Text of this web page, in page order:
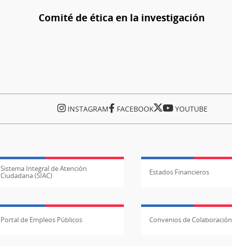
Comité de ética en la investigación
INSTAGRAM FACEBOOK YOUTUBE
Sistema Integral de Atención
Ciudadana (SIAC) Estados Financieros
Portal de Empleos Públicos Convenios de Colaboración